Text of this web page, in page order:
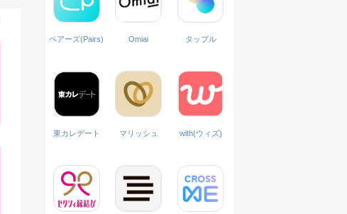
ペアーズ(Pairs) Omiai タップル
東カレデート マリッシュ with(ウィズ)